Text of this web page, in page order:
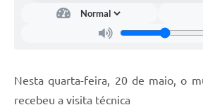
PPA
Nota Fiscal Eletrônica
Nesta quarta-feira, 20 de maio, o
recebeu a visita técnica